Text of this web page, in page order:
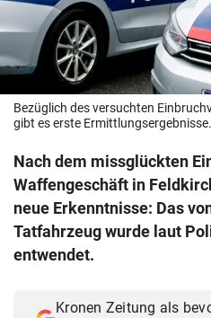
© Krone Multimedia GmbH & Co
Muthgasse 2, 1190 Wien
Bezüglich des versuchten
gibt es erste Ermittlungsergebnisse.
Nach dem missglückten
Waffengeschäft in
neue Erkenntnisse: Das
Tatfahrzeug wurde laut
entwendet.
Kronen Zeitung als